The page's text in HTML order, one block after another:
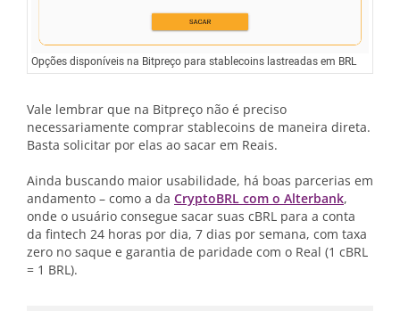
Opções disponíveis na Bitpreço para stablecoins lastreadas em BRL
Vale lembrar que na Bitpreço não é preciso
necessariamente comprar stablecoins de maneira direta.
Basta solicitar por elas ao sacar em Reais.
Ainda buscando maior usabilidade, há boas parcerias em
andamento – como a da CryptoBRL com o Alterbank,
onde o usuário consegue sacar suas cBRL para a conta
da fintech 24 horas por dia, 7 dias por semana, com taxa
zero no saque e garantia de paridade com o Real (1 cBRL
= 1 BRL).